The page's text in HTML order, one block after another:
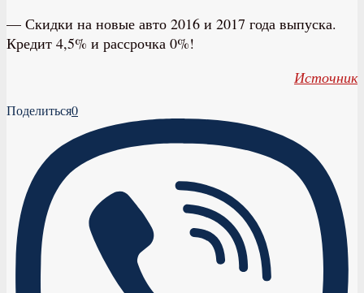
— Скидки на новые авто 2016 и 2017 года выпуска.
Кредит 4,5% и рассрочка 0%!
Источник
Поделиться0